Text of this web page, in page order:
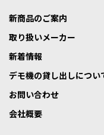
新商品のご案内
取り扱いメーカー
新着情報
デモ機の貸し出しについ
お問い合わせ
会社概要